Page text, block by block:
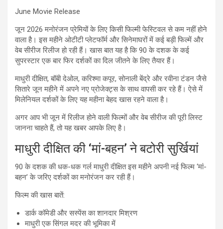
June Movie Release
जून 2026 मनोरंजन प्रेमियों के लिए किसी फिल्मी फेस्टिवल से कम नहीं होने
वाला है। इस महीने ओटीटी प्लेटफॉर्म और सिनेमाघरों में कई बड़ी फिल्में और
वेब सीरीज रिलीज हो रही हैं। खास बात यह है कि 90 के दशक के कई
सुपरस्टार एक बार फिर दर्शकों का दिल जीतने के लिए तैयार हैं।
माधुरी दीक्षित, बॉबी देओल, करिश्मा कपूर, सोनाली बेंद्रे और रवीना टंडन जैसे
सितारे जून महीने में अपने नए प्रोजेक्ट्स के साथ वापसी कर रहे हैं। ऐसे में
मिलेनियल दर्शकों के लिए यह महीना बेहद खास रहने वाला है।
अगर आप भी जून में रिलीज होने वाली फिल्मों और वेब सीरीज की पूरी लिस्ट
जानना चाहते हैं, तो यह खबर आपके लिए है।
माधुरी दीक्षित की ‘मां-बहन’ ने बटोरी सुर्खियां
90 के दशक की धक-धक गर्ल माधुरी दीक्षित इस महीने अपनी नई फिल्म ‘मां-
बहन’ के जरिए दर्शकों का मनोरंजन कर रही हैं।
फिल्म की खास बातें:
डार्क कॉमेडी और सस्पेंस का शानदार मिश्रण
माधुरी एक सिंगल मदर की भूमिका में